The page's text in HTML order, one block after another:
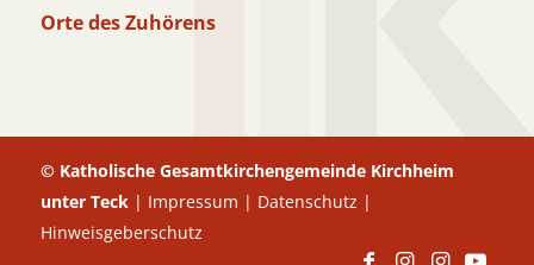
Orte des Zuhörens
© Katholische Gesamtkirchengemeinde Kirchheim
unter Teck | Impressum | Datenschutz |
Hinweisgeberschutz